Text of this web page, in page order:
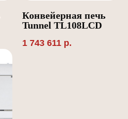
Конвейерная печь
Tunnel TL108LCD
1 743 611 р.